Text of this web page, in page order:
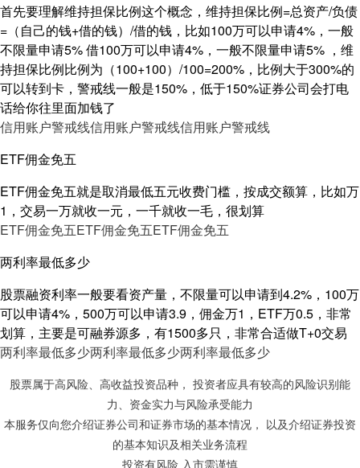
首先要理解维持担保比例这个概念，维持担保比例=总资产/负债
=（自己的钱+借的钱）/借的钱，比如100万可以申请4%，一般
不限量申请5% 借100万可以申请4%，一般不限量申请5% ，维
持担保比例比例为（100+100）/100=200%，比例大于300%的
可以转到卡，警戒线一般是150%，低于150%证券公司会打电
话给你往里面加钱了
信用账户警戒线信用账户警戒线信用账户警戒线
ETF佣金免五
ETF佣金免五就是取消最低五元收费门槛，按成交额算，比如万
1，交易一万就收一元，一千就收一毛，很划算
ETF佣金免五ETF佣金免五ETF佣金免五
两利率最低多少
股票融资利率一般要看资产量，不限量可以申请到4.2%，100万
可以申请4%，500万可以申请3.9，佣金万1，ETF万0.5，非常
划算，主要是可融券源多，有1500多只，非常合适做T+0交易
两利率最低多少两利率最低多少两利率最低多少
股票属于高风险、高收益投资品种， 投资者应具有较高的风险识别能
力、资金实力与风险承受能力
本服务仅向您介绍证券公司和证券市场的基本情况， 以及介绍证券投资
的基本知识及相关业务流程
投资有风险 入市需谨慎